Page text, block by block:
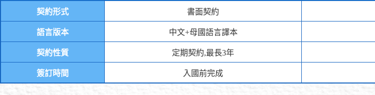
契約形式 書面契約
語言版本 中文+母國語言譯本
契約性質 定期契約,最長3年
簽訂時間 入國前完成